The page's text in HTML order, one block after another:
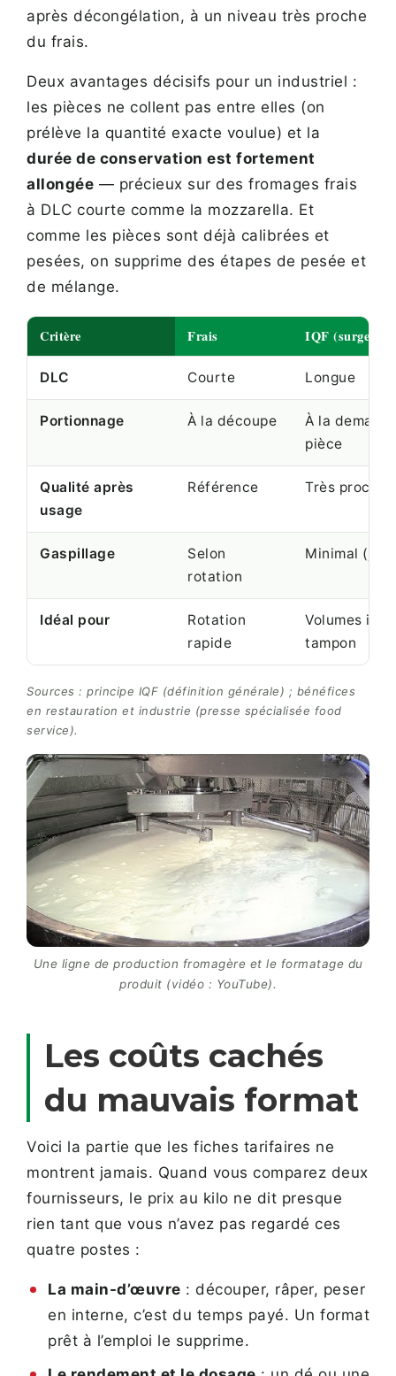
après décongélation, à un niveau très proche
du frais.
Deux avantages décisifs pour un industriel :
les pièces ne collent pas entre elles (on
prélève la quantité exacte voulue) et la
durée de conservation est fortement
allongée — précieux sur des fromages frais
à DLC courte comme la mozzarella. Et
comme les pièces sont déjà calibrées et
pesées, on supprime des étapes de pesée et
de mélange.
Critère Frais IQF (surgelé
DLC Courte Longue
Portionnage À la découpe
À la
pièce
Qualité après
usage
Référence Très proche
Gaspillage
Selon
rotation
Minimal
Idéal pour
Rotation
rapide
Volumes
tampon
Sources : principe IQF (définition générale) ; bénéfices
en restauration et industrie (presse spécialisée food
service).
Une ligne de production fromagère et le formatage du
produit (vidéo : YouTube).
Les coûts cachés
du mauvais format
Voici la partie que les fiches tarifaires ne
montrent jamais. Quand vous comparez deux
fournisseurs, le prix au kilo ne dit presque
rien tant que vous n’avez pas regardé ces
quatre postes :
La main-d’œuvre : découper, râper, peser
en interne, c’est du temps payé. Un format
prêt à l’emploi le supprime.